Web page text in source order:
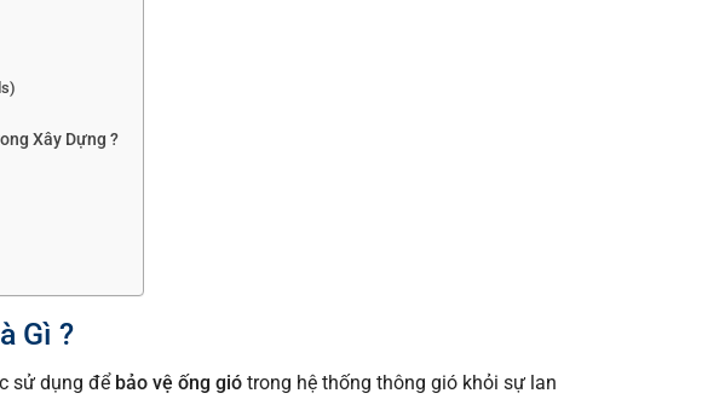
Xây Dựng ?
Gì ?
sử dụng để bảo vệ ống gió trong hệ thống thông gió khỏi sự lan